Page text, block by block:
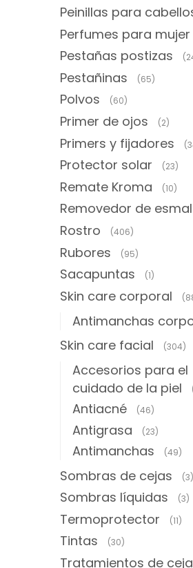
Peinillas para
Perfumes para mujer
Pestañas postizas
Pestañinas (65)
Polvos (60)
Primer de ojos (2)
Primers y fijadores
Protector solar (23)
Remate Kroma (10)
Removedor de
Rostro (406)
Rubores (95)
Sacapuntas (1)
Skin care corporal
Antimanchas
Skin care facial (304)
Accesorios para el
cuidado de la piel
Antiacné (46)
Antigrasa (23)
Antimanchas (49)
Sombras de cejas (3)
Sombras líquidas (3)
Termoprotector (11)
Tintas (30)
Tratamientos de